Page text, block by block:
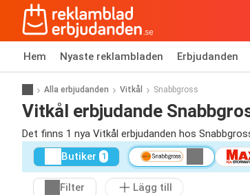
Hem Nyaste reklambladen Erbjudanden
Alla erbjudanden Vitkål Snabbgross
Vitkål erbjudande
Det finns 1 nya Vitkål erbjudanden hos
Butiker 1
Filter
Lägg till